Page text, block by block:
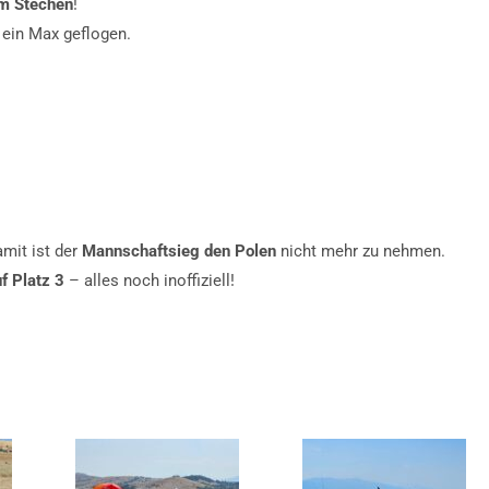
Stechen!
Max geflogen.
ist der Mannschaftsieg den Polen nicht mehr zu nehmen.
Platz 3 – alles noch inoffiziell!